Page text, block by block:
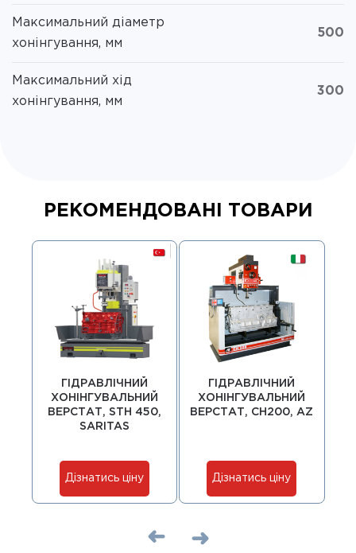
Максимальний діаметр
хонінгування, мм
500
Максимальний хід
хонінгування, мм
300
РЕКОМЕНДОВАНІ ТОВАРИ
ГІДРАВЛІЧНИЙ
ХОНІНГУВАЛЬНИЙ
ВЕРСТАТ, STH 450,
SARITAS
Дізнатись ціну
ГІДРАВЛІЧНИЙ
ХОНІНГУВАЛЬНИЙ
ВЕРСТАТ, CH200, AZ
Дізнатись ціну